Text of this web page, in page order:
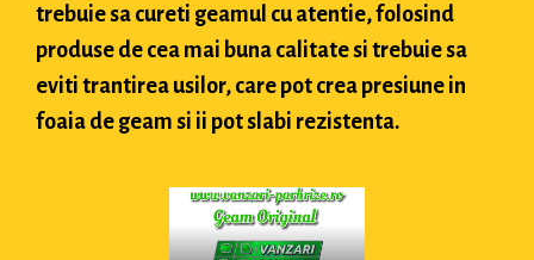
trebuie sa cureti geamul cu atentie, folosind
produse de cea mai buna calitate si trebuie sa
eviti trantirea usilor, care pot crea presiune in
foaia de geam si ii pot slabi rezistenta.